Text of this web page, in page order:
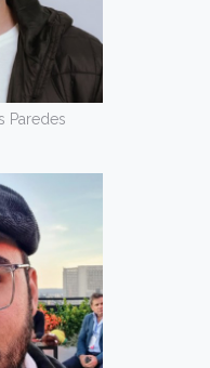
Paredes